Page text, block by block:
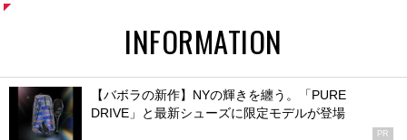
INFORMATION
【バボラの新作】NYの輝きを纏う。「PURE
DRIVE」と最新シューズに限定モデルが登場
PR